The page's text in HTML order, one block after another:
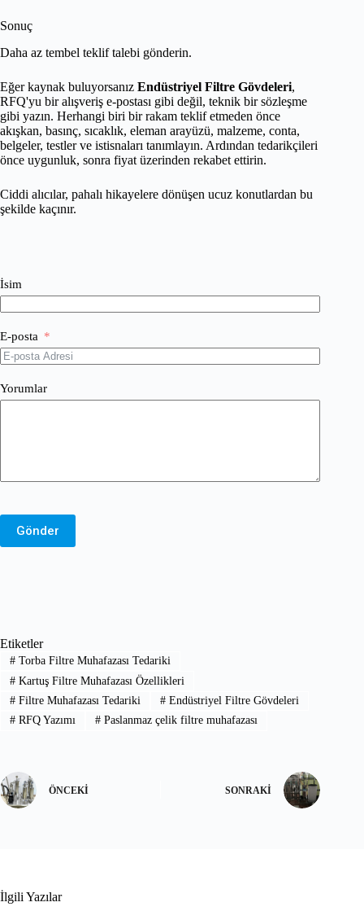
Sonuç
Daha az tembel teklif talebi gönderin.
Eğer kaynak buluyorsanız Endüstriyel Filtre Gövdeleri,
RFQ'yu bir alışveriş e-postası gibi değil, teknik bir sözleşme
gibi yazın. Herhangi biri bir rakam teklif etmeden önce
akışkan, basınç, sıcaklık, eleman arayüzü, malzeme, conta,
belgeler, testler ve istisnaları tanımlayın. Ardından tedarikçileri
önce uygunluk, sonra fiyat üzerinden rekabet ettirin.
Ciddi alıcılar, pahalı hikayelere dönüşen ucuz konutlardan bu
şekilde kaçınır.
İsim
E-posta
Yorumlar
Gönder
Etiketler
#Torba Filtre Muhafazası Tedariki
#Kartuş Filtre Muhafazası Özellikleri
#Filtre Muhafazası Tedariki #Endüstriyel Filtre Gövdeleri
#RFQ Yazımı #Paslanmaz çelik filtre muhafazası
ÖNCEKI SONRAKI
İlgili Yazılar